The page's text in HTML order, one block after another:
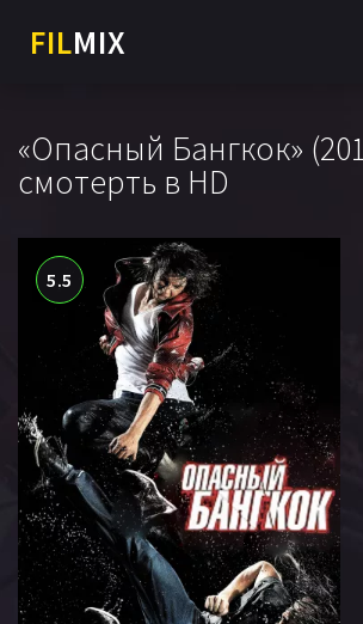
FILMIX
«Опасный Бангкок»
смотерть в HD
5.5